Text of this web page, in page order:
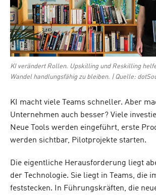
KI verändert Rollen. Upskilling und Reskilling
Wandel handlungsfähig zu bleiben. | Quelle:
KI macht viele Teams schneller. Aber
Unternehmen auch besser? Viele
Neue Tools werden eingeführt, erste
werden sichtbar, Pilotprojekte starten.
Die eigentliche Herausforderung liegt
der Technologie. Sie liegt in Teams, die
feststecken. In Führungskräften, die